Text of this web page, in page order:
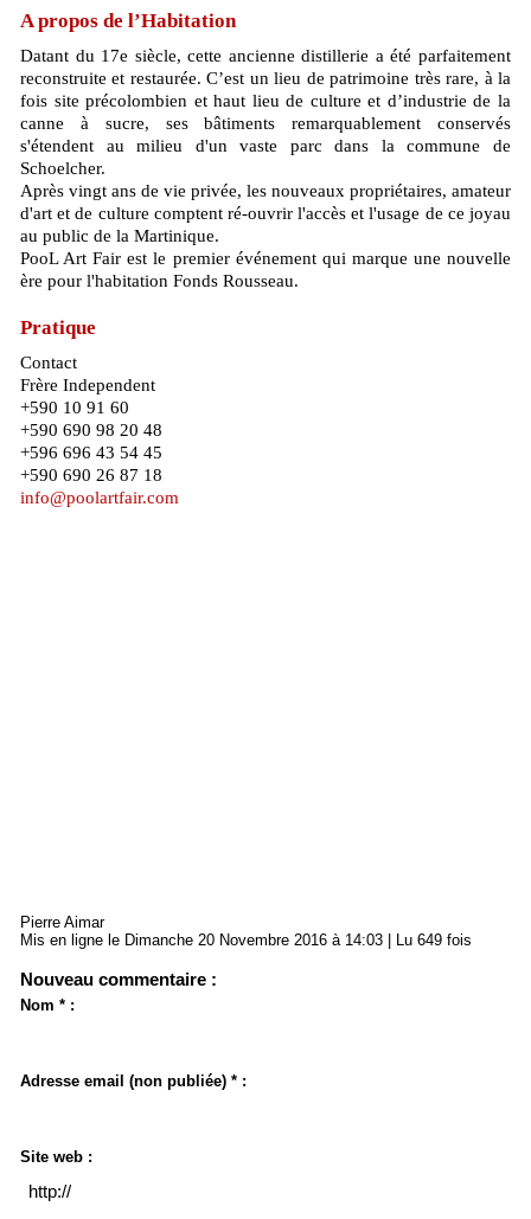
A propos de l’Habitation
Datant du 17e siècle, cette ancienne distillerie a été parfaitement
reconstruite et restaurée. C’est un lieu de patrimoine très rare, à la
fois site précolombien et haut lieu de culture et d’industrie de la
canne à sucre, ses bâtiments remarquablement conservés
s'étendent au milieu d'un vaste parc dans la commune de
Schoelcher.
Après vingt ans de vie privée, les nouveaux propriétaires, amateur
d'art et de culture comptent ré-ouvrir l'accès et l'usage de ce joyau
au public de la Martinique.
PooL Art Fair est le premier événement qui marque une nouvelle
ère pour l'habitation Fonds Rousseau.
Pratique
Contact
Frère Independent
+590 10 91 60
+590 690 98 20 48
+596 696 43 54 45
+590 690 26 87 18
info@poolartfair.com
Pierre Aimar
Mis en ligne le Dimanche 20 Novembre 2016 à 14:03 | Lu 649 fois
Nouveau commentaire :
Nom * :
Adresse email (non publiée) * :
Site web :